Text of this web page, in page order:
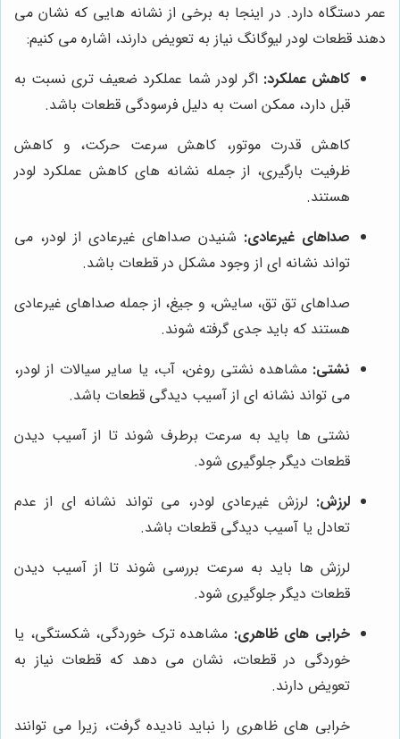
عمر دستگاه دارد. در اینجا به برخی از نشانه هایی که نشان می
دهند قطعات لودر لیوگانگ نیاز به تعویض دارند، اشاره می کنیم:
کاهش عملکرد: اگر لودر شما عملکرد ضعیف تری نسبت به
قبل دارد، ممکن است به دلیل فرسودگی قطعات باشد.
کاهش قدرت موتور، کاهش سرعت حرکت، و کاهش
ظرفیت بارگیری، از جمله نشانه های کاهش عملکرد لودر
هستند.
صداهای غیرعادی: شنیدن صداهای غیرعادی از لودر، می
تواند نشانه ای از وجود مشکل در قطعات باشد.
صداهای تق تق، سایش، و جیغ، از جمله صداهای غیرعادی
هستند که باید جدی گرفته شوند.
نشتی: مشاهده نشتی روغن، آب، یا سایر سیالات از لودر،
می تواند نشانه ای از آسیب دیدگی قطعات باشد.
نشتی ها باید به سرعت برطرف شوند تا از آسیب دیدن
قطعات دیگر جلوگیری شود.
لرزش: لرزش غیرعادی لودر، می تواند نشانه ای از عدم
تعادل یا آسیب دیدگی قطعات باشد.
لرزش ها باید به سرعت بررسی شوند تا از آسیب دیدن
قطعات دیگر جلوگیری شود.
خرابی های ظاهری: مشاهده ترک خوردگی، شکستگی، یا
خوردگی در قطعات، نشان می دهد که قطعات نیاز به
تعویض دارند.
خرابی های ظاهری را نباید نادیده گرفت، زیرا می توانند